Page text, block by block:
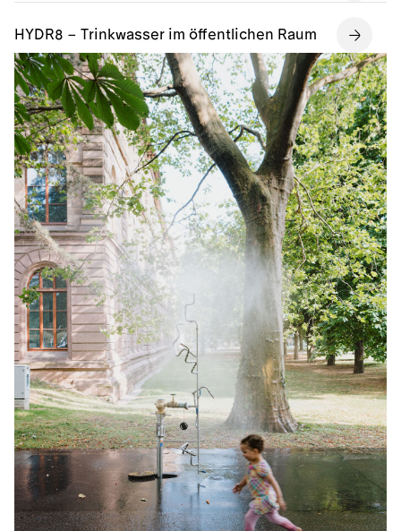
HYDR8 – Trinkwasser im öffentlichen Raum